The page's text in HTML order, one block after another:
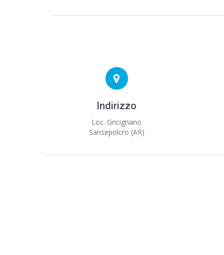
Indirizzo
Loc. Gricignano
Sansepolcro (AR)